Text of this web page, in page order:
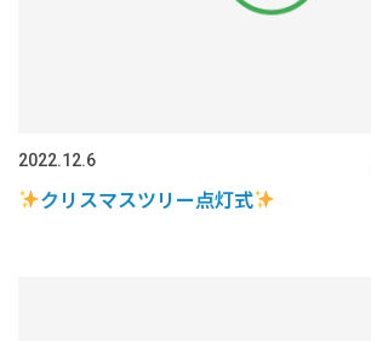
2022.12.6
クリスマスツリー点灯式